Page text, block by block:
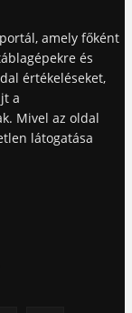
amely főként
és
értékeléseket,
a
Mivel az oldal
látogatása